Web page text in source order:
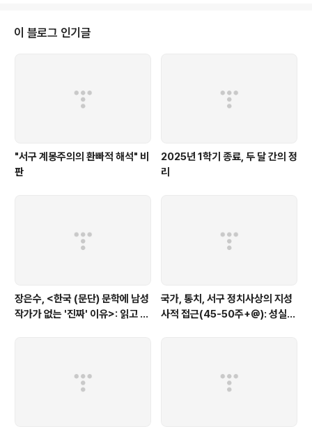
w.wikitree.co.kr/main/news_view.php?id=269994 ) 아마 문학비평
혹은 연구서를 별로 읽..
이 블로그 인기글
"서구 계몽주의의 환빠적 해석" 비
판
2025년 1학기 종료, 두 달 간의 정
리
장은수, <한국 (문단) 문학에 남성
작가가 없는 '진짜' 이유>: 읽고 코
국가, 통치, 서구 정치사상의 지성
사적 접근(45-50주+@): 성실하